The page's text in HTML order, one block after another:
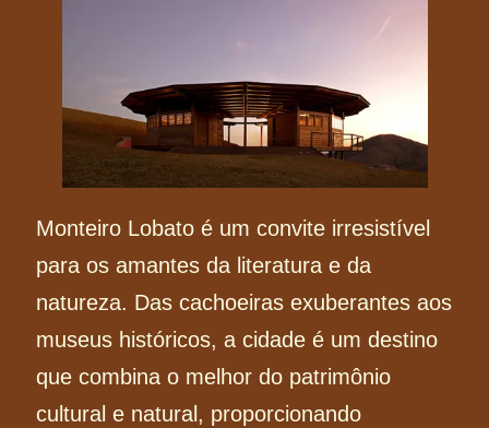
Monteiro Lobato é um convite irresistível
para os amantes da literatura e da
natureza. Das cachoeiras exuberantes aos
museus históricos, a cidade é um destino
que combina o melhor do patrimônio
cultural e natural, proporcionando